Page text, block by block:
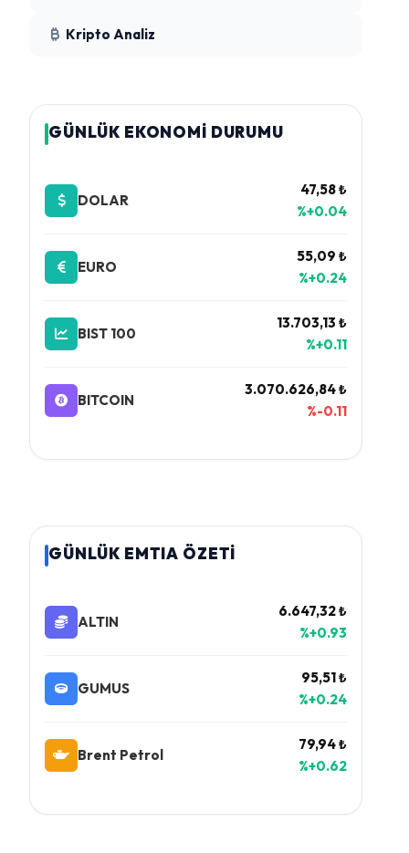
Kripto Analiz
GÜNLÜK EKONOMİ DURUMU
DOLAR
47,58 ₺
%+0.04
EURO
55,09 ₺
%+0.24
BIST 100
13.703,13 ₺
%+0.11
BITCOIN
3.070.626,84 ₺
%-0.11
GÜNLÜK EMTIA ÖZETİ
ALTIN
6.647,32 ₺
%+0.93
GUMUS
95,51 ₺
%+0.24
Brent Petrol
79,94 ₺
%+0.62